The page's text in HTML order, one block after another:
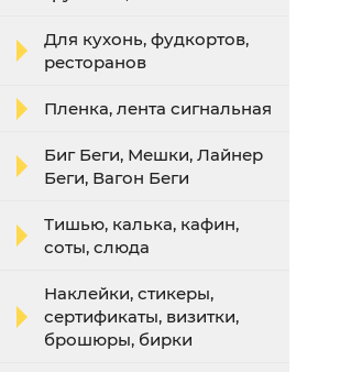
Для кухонь, фудкортов,
ресторанов
Пленка, лента сигнальная
Биг Беги, Мешки, Лайнер
Беги, Вагон Беги
Тишью, калька, кафин,
соты, слюда
Наклейки, стикеры,
сертификаты, визитки,
брошюры, бирки